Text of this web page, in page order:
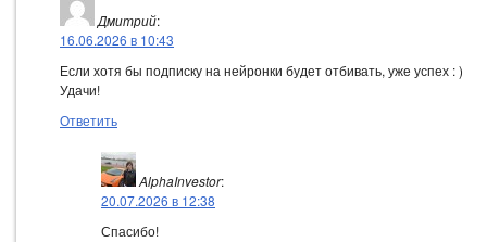
Дмитрий:
16.06.2026 в 10:43
Если хотя бы подписку на нейронки будет отбивать, уже успех : )
Удачи!
Ответить
AlphaInvestor:
20.07.2026 в 12:38
Спасибо!